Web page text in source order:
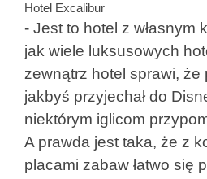
Hotel Excalibur
- Jest to hotel z własnym
jak wiele luksusowych
zewnątrz hotel sprawi, że
jakbyś przyjechał do
niektórym iglicom
A prawda jest taka, że ​​z
placami zabaw łatwo się